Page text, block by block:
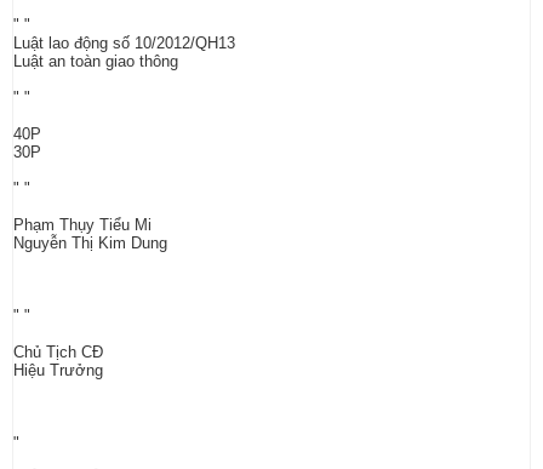
" "
Luật lao động số 10/2012/QH13
Luật an toàn giao thông
" "
40P
30P
" "
Phạm Thụy Tiểu Mi
Nguyễn Thị Kim Dung
" "
Chủ Tịch CĐ
Hiệu Trưởng
"